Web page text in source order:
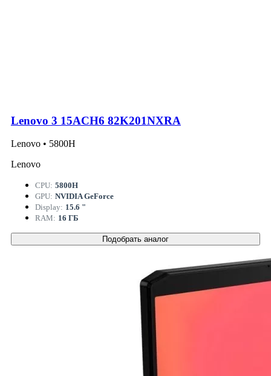
Lenovo 3 15ACH6 82K201NXRA
Lenovo • 5800H
Lenovo
CPU: 5800H
GPU: NVIDIA GeForce
Display: 15.6 "
RAM: 16 ГБ
Подобрать аналог